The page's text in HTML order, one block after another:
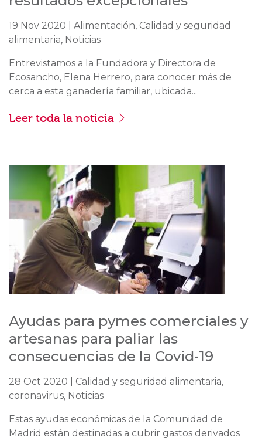
19 Nov 2020 | Alimentación, Calidad y seguridad
alimentaria, Noticias
Entrevistamos a la Fundadora y Directora de
Ecosancho, Elena Herrero, para conocer más de
cerca a esta ganadería familiar, ubicada...
Leer toda la noticia
Ayudas para pymes comerciales y
artesanas para paliar las
consecuencias de la Covid-19
28 Oct 2020 | Calidad y seguridad alimentaria,
coronavirus, Noticias
Estas ayudas económicas de la Comunidad de
Madrid están destinadas a cubrir gastos derivados